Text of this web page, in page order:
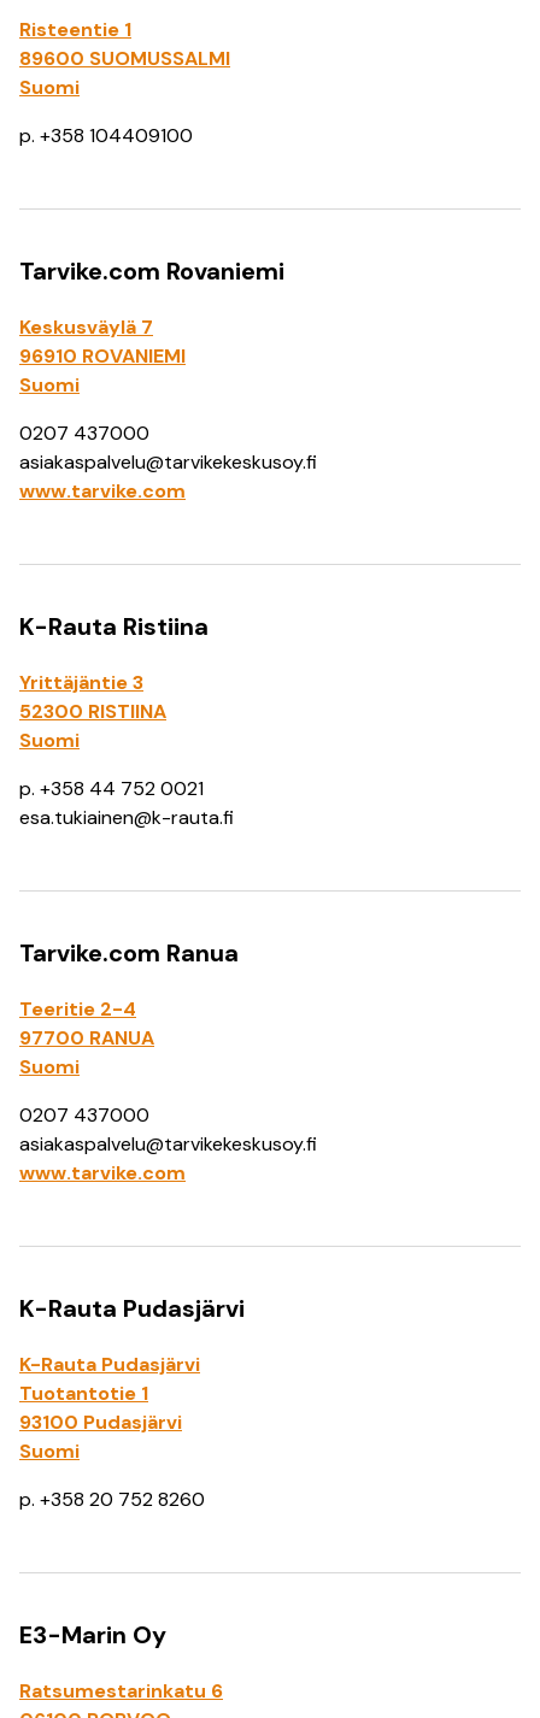
Risteentie 1
89600 SUOMUSSALMI
Suomi
p. +358 104409100
Tarvike.com Rovaniemi
Keskusväylä 7
96910 ROVANIEMI
Suomi
0207 437000
asiakaspalvelu@tarvikekeskusoy.fi
www.tarvike.com
K-Rauta Ristiina
Yrittäjäntie 3
52300 RISTIINA
Suomi
p. +358 44 752 0021
esa.tukiainen@k-rauta.fi
Tarvike.com Ranua
Teeritie 2-4
97700 RANUA
Suomi
0207 437000
asiakaspalvelu@tarvikekeskusoy.fi
www.tarvike.com
K-Rauta Pudasjärvi
K-Rauta Pudasjärvi
Tuotantotie 1
93100 Pudasjärvi
Suomi
p. +358 20 752 8260
E3-Marin Oy
Ratsumestarinkatu 6